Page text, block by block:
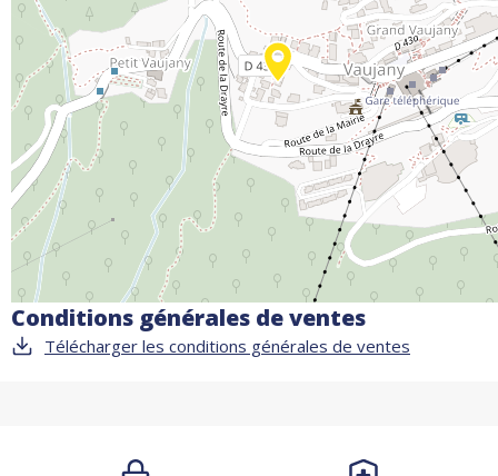
Conditions générales de ventes
Télécharger les conditions générales de ventes